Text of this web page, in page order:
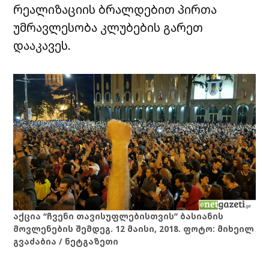
რეალიზაციის ბრალდებით პირთა
უმრავლესობა კლუბების გარეთ
დააკავეს.
აქცია “ჩვენი თავისუფლებისთვის” ბასიანის
მოვლენების შემდეგ. 12 მაისი, 2018. ფოტო: მიხეილ
გვაძაბია / ნეტგაზეთი